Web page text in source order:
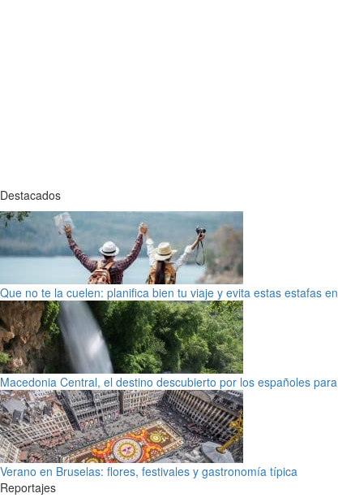
Destacados
Que no te la cuelen: planifica bien tu viaje y evita estas estafas
Macedonia Central, el destino descubierto por los españoles
Verano en Bruselas: flores, festivales y gastronomía típica
Reportajes